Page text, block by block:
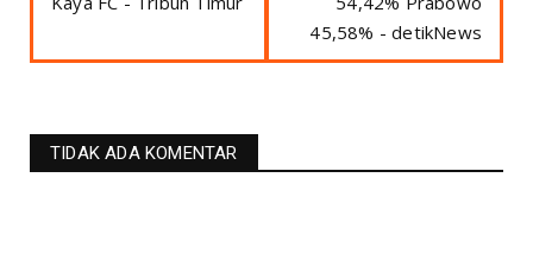
45,58% - detikNews
TIDAK ADA KOMENTAR